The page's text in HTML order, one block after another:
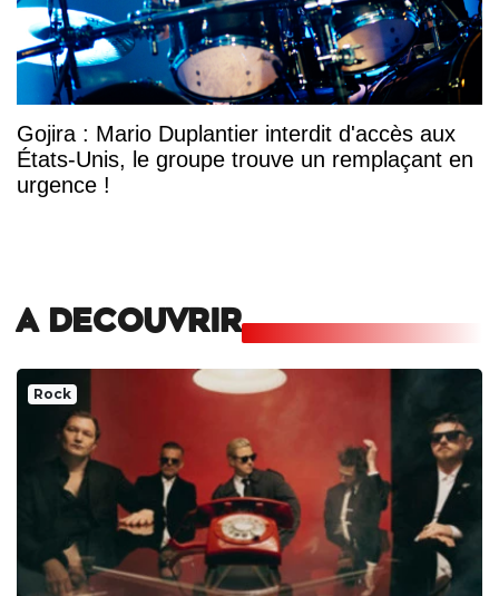
Gojira : Mario Duplantier interdit d'accès aux
États-Unis, le groupe trouve un remplaçant en
urgence !
A DECOUVRIR
Rock